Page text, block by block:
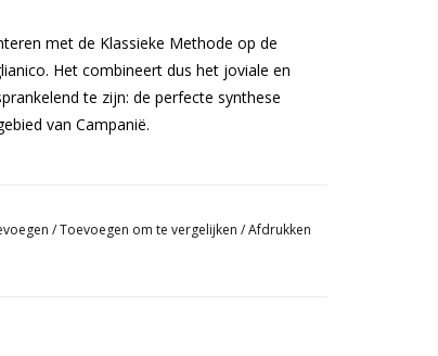
met de Klassieke Methode op de
Het combineert dus het joviale en
te zijn: de perfecte synthese
van Campanië.
/Toevoegen om te vergelijken /Afdrukken